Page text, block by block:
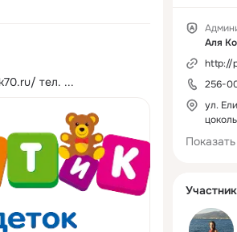
тел. ...
ребенка
🌹у нас
🌹у нас
по городу
Аля
http://
256-
ул.